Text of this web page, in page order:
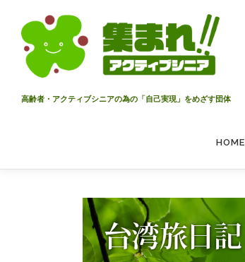
プ
高齢者・アクティブシニアの為の「自己実現」をめざす団体
HOME
台湾旅日記